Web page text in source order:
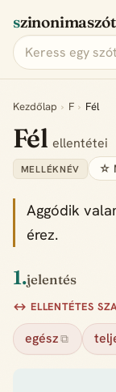
Kezdőlap › F › Fél
Félellentétei
MELLÉKNÉV ☆
Aggódik
érez.
1.jelentés
↔ ELLENTÉTES
egész ⧉